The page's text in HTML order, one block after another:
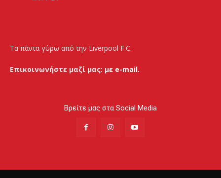
Τα πάντα γύρω από την Liverpool F.C.
Επικοινωνήστε μαζί μας: με e-mail.
Βρείτε μας στα Social Media